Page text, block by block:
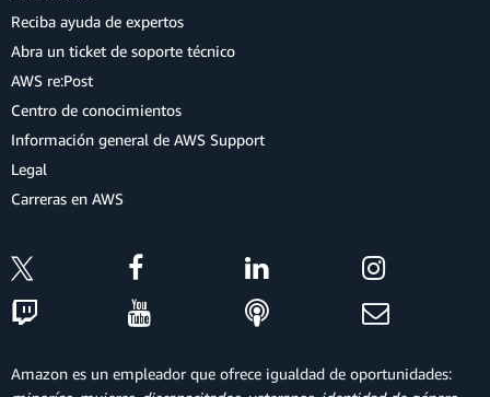
Reciba ayuda de expertos
Abra un ticket de soporte técnico
AWS re:Post
Centro de conocimientos
Información general de AWS Support
Legal
Carreras en AWS
Amazon es un empleador que ofrece igualdad de oportunidades: